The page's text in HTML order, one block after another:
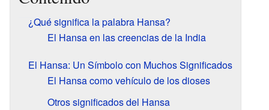
¿Qué significa la palabra Hansa?
El Hansa en las creencias de la India
El Hansa: Un Símbolo con Muchos Significados
El Hansa como vehículo de los dioses
Otros significados del Hansa